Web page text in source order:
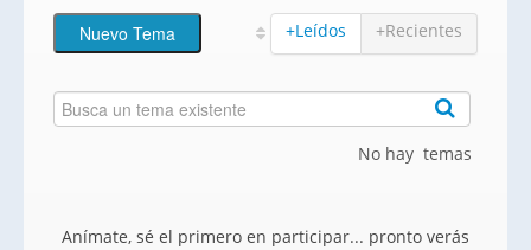
+Leídos +Recientes
No hay temas
Anímate, sé el primero en participar... pronto verás